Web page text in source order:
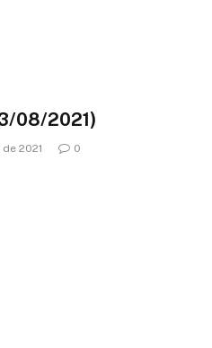
08/2021)
2021 0